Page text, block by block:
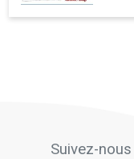
Suivez-